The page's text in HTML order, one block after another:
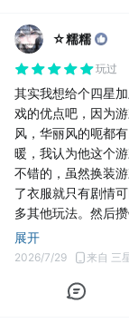
☆糯糯
玩过
其实我想给个四星
戏的优点吧，因为
风，华丽风的呃都
暖，我认为他这个
不错的，虽然换装
了衣服就只有剧情
多其他玩法。然后
分都有钻石给，或
主级就基本都是钻
之年套装就是非常
展开
2026/7/29 来自 三